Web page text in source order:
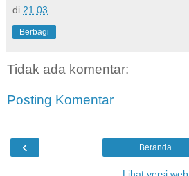
di 21.03
Berbagi
Tidak ada komentar:
Posting Komentar
‹ Beranda